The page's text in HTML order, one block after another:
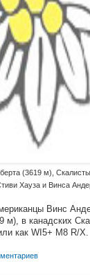
(3619 м),
Хауза и Винса
Винс
м), в канадских
как WI5+ M8 R/X.